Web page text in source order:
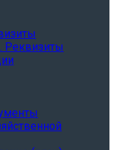
Реквизиты